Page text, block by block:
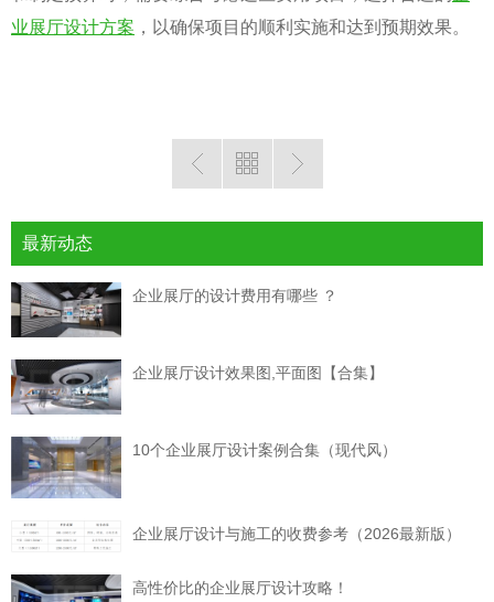
业展厅设计方案 ，以确保项目的顺利实施和达到预期效果。
最新动态
企业展厅的设计费用有哪些 ？
企业展厅设计效果图,平面图【合集】
10个企业展厅设计案例合集（现代风）
企业展厅设计与施工的收费参考（2026最新版）
高性价比的企业展厅设计攻略！